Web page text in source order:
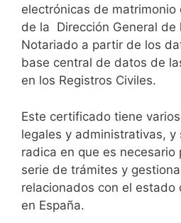
electrónicas de matrimonio
de la Dirección General de
Notariado a partir de los
base central de datos de
en los Registros Civiles.
Este certificado tiene
legales y administrativas, y
radica en que es necesario
serie de trámites y
relacionados con el estado
en España.